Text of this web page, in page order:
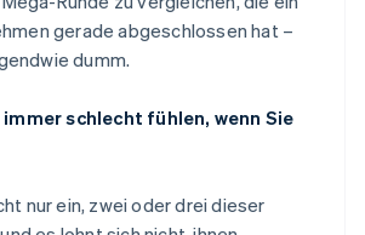
gerade abgeschlossen hat –
dumm.
schlecht fühlen, wenn Sie
nur ein, zwei oder drei dieser